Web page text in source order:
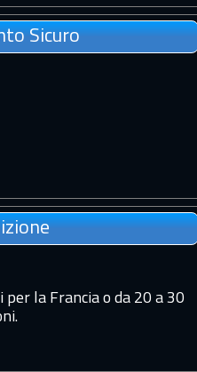
Sicuro
per la Francia o da 20 a 30